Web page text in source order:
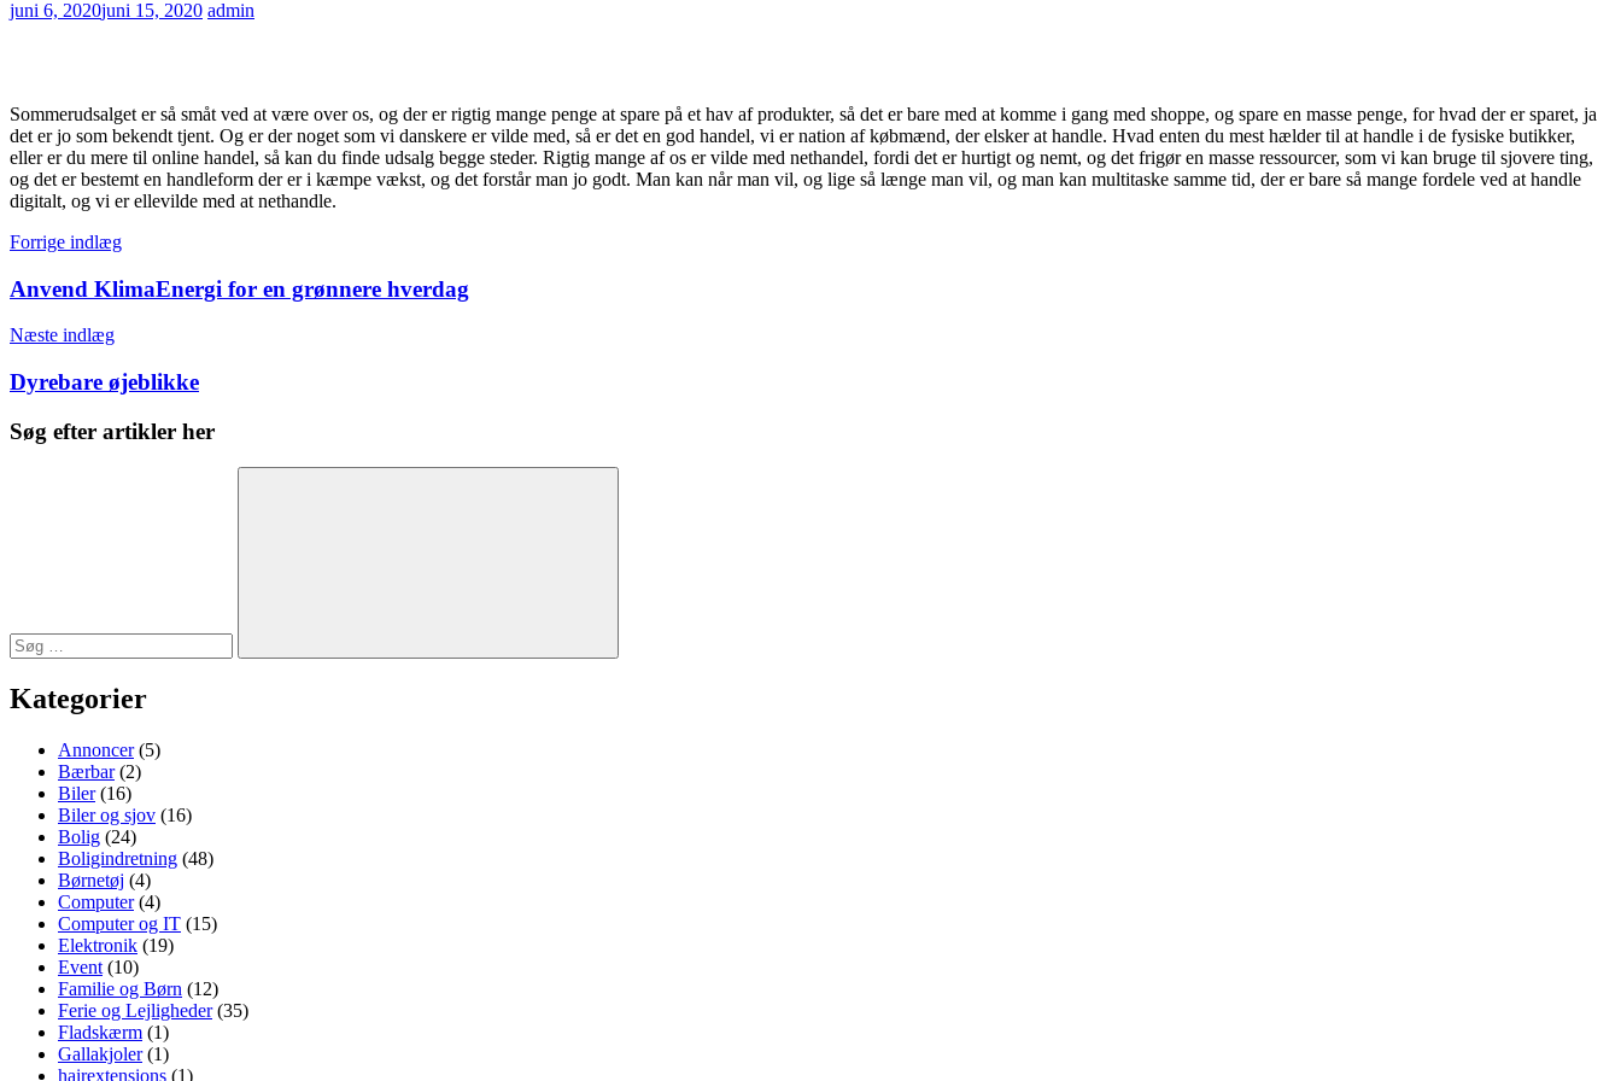
juni 6, 2020juni 15, 2020 admin
Sommerudsalget er så småt ved at være over os, og der er rigtig mange penge at spare på et hav af produkter, så det er bare med at komme i gang med shoppe, og spare en masse penge, for hvad der er sparet, ja
det er jo som bekendt tjent. Og er der noget som vi danskere er vilde med, så er det en god handel, vi er nation af købmænd, der elsker at handle. Hvad enten du mest hælder til at handle i de fysiske butikker,
eller er du mere til online handel, så kan du finde udsalg begge steder. Rigtig mange af os er vilde med nethandel, fordi det er hurtigt og nemt, og det frigør en masse ressourcer, som vi kan bruge til sjovere ting,
og det er bestemt en handleform der er i kæmpe vækst, og det forstår man jo godt. Man kan når man vil, og lige så længe man vil, og man kan multitaske samme tid, der er bare så mange fordele ved at handle
digitalt, og vi er ellevilde med at nethandle.
Indlægsnavigation
Forrige indlæg
Anvend KlimaEnergi for en grønnere hverdag
Næste indlæg
Dyrebare øjeblikke
Søg efter artikler her
Søg
Kategorier
Annoncer(5)
Bærbar(2)
Biler(16)
Biler og sjov (16)
Bolig (24)
Boligindretning (48)
Børnetøj (4)
Computer(4)
Computer og IT (15)
Elektronik (19)
Event (10)
Familie og Børn (12)
Ferie og Lejligheder(35)
Fladskærm (1)
Gallakjoler(1)
hairextensions (1)